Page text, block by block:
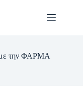
με την ΦΑΡΜΑ